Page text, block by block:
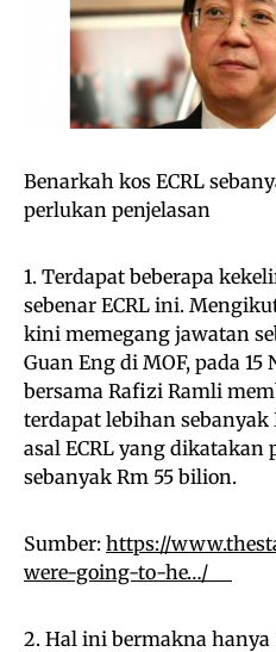
Benarkah kos ECRL
perlukan penjelasan
1. Terdapat beberapa
sebenar ECRL ini.
kini memegang jawatan
Guan Eng di MOF, pada 15
bersama Rafizi Ramli
terdapat lebihan
asal ECRL yang dikatakan
sebanyak Rm 55 bilion.
Sumber: https://
were-going-to-he…/
2. Hal ini bermakna